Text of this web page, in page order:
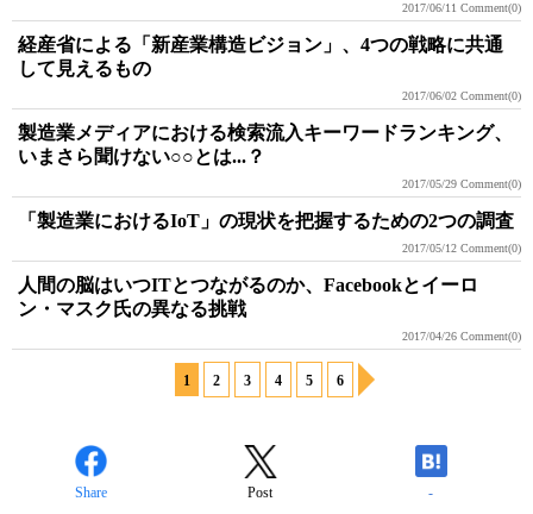
2017/06/11 Comment(0)
経産省による「新産業構造ビジョン」、4つの戦略に共通
して見えるもの
2017/06/02 Comment(0)
製造業メディアにおける検索流入キーワードランキング、
いまさら聞けない○○とは...？
2017/05/29 Comment(0)
「製造業におけるIoT」の現状を把握するための2つの調査
2017/05/12 Comment(0)
人間の脳はいつITとつながるのか、Facebookとイーロ
ン・マスク氏の異なる挑戦
2017/04/26 Comment(0)
1 2 3 4 5 6
Share Post -